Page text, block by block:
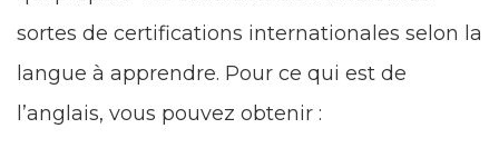
sortes de certifications internationales selon la
langue à apprendre. Pour ce qui est de
l’anglais, vous pouvez obtenir :